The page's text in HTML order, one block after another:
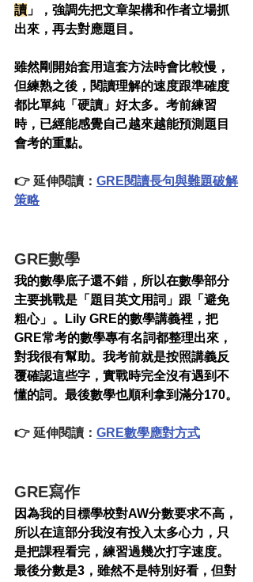
讀 」，強調先把文章架構和作者立場抓
出來，再去對應題目。
雖然剛開始套用這套方法時會比較慢，
但練熟之後，閱讀理解的速度跟準確度
都比單純「硬讀」好太多。考前練習
時，已經能感覺自己越來越能預測題目
會考的重點。
👉 延伸閱讀： GRE閱讀長句與難題破解
策略
GRE數學
我的數學底子還不錯，所以在數學部分
主要挑戰是「題目英文用詞」跟「避免
粗心」。Lily GRE的數學講義裡，把
GRE常考的數學專有名詞都整理出來，
對我很有幫助。我考前就是按照講義反
覆確認這些字，實戰時完全沒有遇到不
懂的詞。最後數學也順利拿到滿分170。
👉 延伸閱讀： GRE數學應對方式
GRE寫作
因為我的目標學校對AW分數要求不高，
所以在這部分我沒有投入太多心力，只
是把課程看完，練習過幾次打字速度。
最後分數是3，雖然不是特別好看，但對